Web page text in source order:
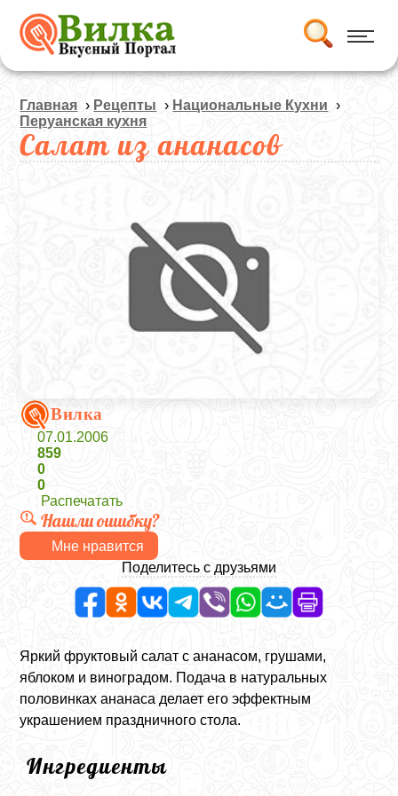
Главная › Рецепты › Национальные Кухни ›
Перуанская кухня
Салат из ананасов
Вилка
07.01.2006
859
0
0
Распечатать
Нашли ошибку?
Мне нравится
Поделитесь с друзьями
Яркий фруктовый салат с ананасом, грушами,
яблоком и виноградом. Подача в натуральных
половинках ананаса делает его эффектным
украшением праздничного стола.
Ингредиенты